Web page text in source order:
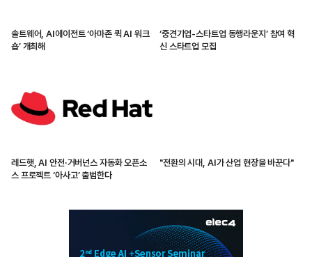
솔트웨어, AI에이전트 ‘아마존 퀵 AI 워크
숍’ 개최해
‘중견기업-스타트업 동행라운지’ 참여 혁
신 스타트업 모집
레드햇, AI 안전·거버넌스 자동화 오픈소
스 프로젝트 ‘아사고’ 출범한다
"전환의 시대, AI가 산업 현장을 바꾼다"